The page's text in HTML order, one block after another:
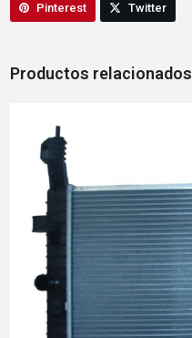
Pinterest Twitter
Productos relacionados